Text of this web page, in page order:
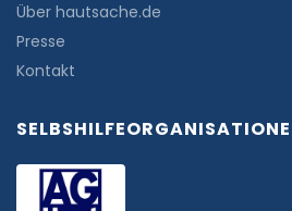
Über hautsache.de
Presse
Kontakt